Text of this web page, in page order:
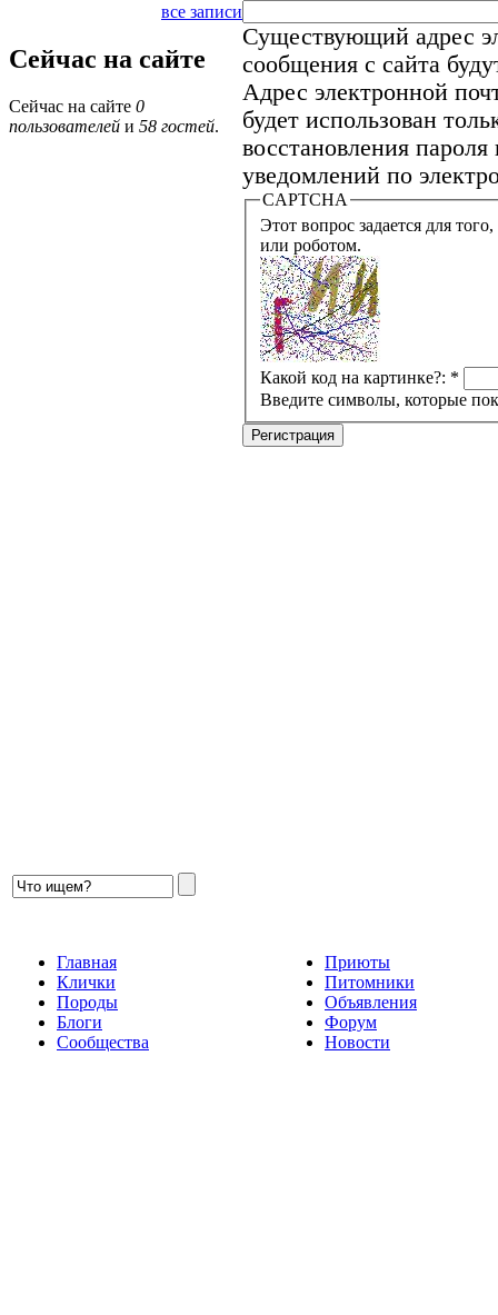
все записи
Сейчас на сайте
Сейчас на сайте 0
пользователей и 58 гостей.
Существующий адрес
сообщения с сайта
Адрес электронной
будет использован
восстановления
уведомлений по
CAPTCHA
Этот вопрос задается для того,
или роботом.
Какой код на картинке?: *
Введите символы, которые
Главная
Клички
Породы
Блоги
Сообщества
Приюты
Питомники
Объявления
Форум
Новости